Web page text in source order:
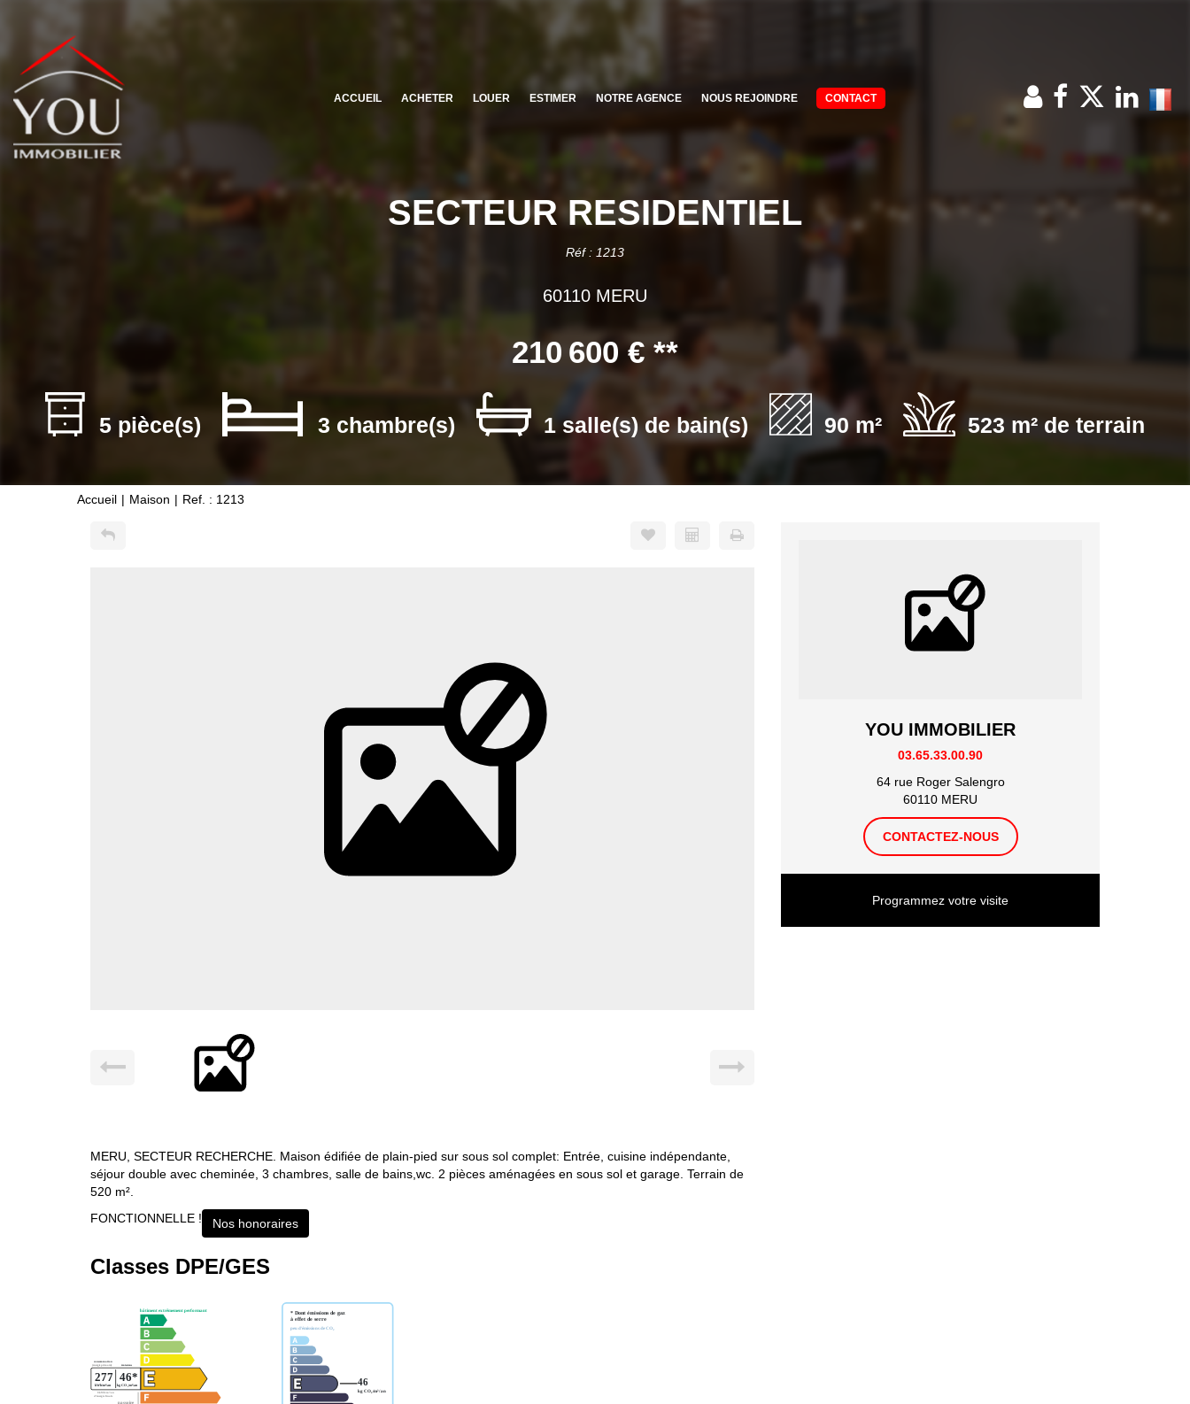
ACCUEIL ACHETER LOUER ESTIMER NOTRE AGENCE NOUS REJOINDRE CONTACT
SECTEUR RESIDENTIEL
Réf : 1213
60110 MERU
210 600 € **
5 pièce(s) 3 chambre(s) 1 salle(s) de bain(s) 90 m² 523 m² de terrain
Accueil Maison Ref. : 1213
MERU, SECTEUR RECHERCHE. Maison édifiée de plain-pied sur sous sol complet: Entrée, cuisine indépendante,
séjour double avec cheminée, 3 chambres, salle de bains,wc. 2 pièces aménagées en sous sol et garage. Terrain de
520 m².
FONCTIONNELLE !
Nos honoraires
Classes DPE/GES
YOU IMMOBILIER
03.65.33.00.90
64 rue Roger Salengro
60110 MERU
CONTACTEZ-NOUS
Programmez votre visite